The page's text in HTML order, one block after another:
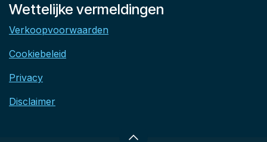
Wettelijke vermeldingen
Verkoopvoorwaarden
Cookiebeleid
Privacy
Disclaimer